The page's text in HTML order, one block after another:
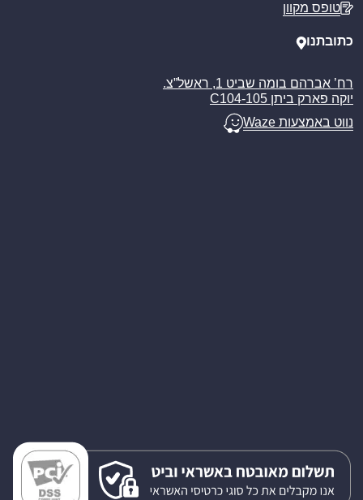
מאמרים
טופס מקוון
כתובתנו
רח’ אברהם בומה שביט 1, ראשל”צ.
יוקה פארק ביתן C104-105
נווט באמצעות Waze